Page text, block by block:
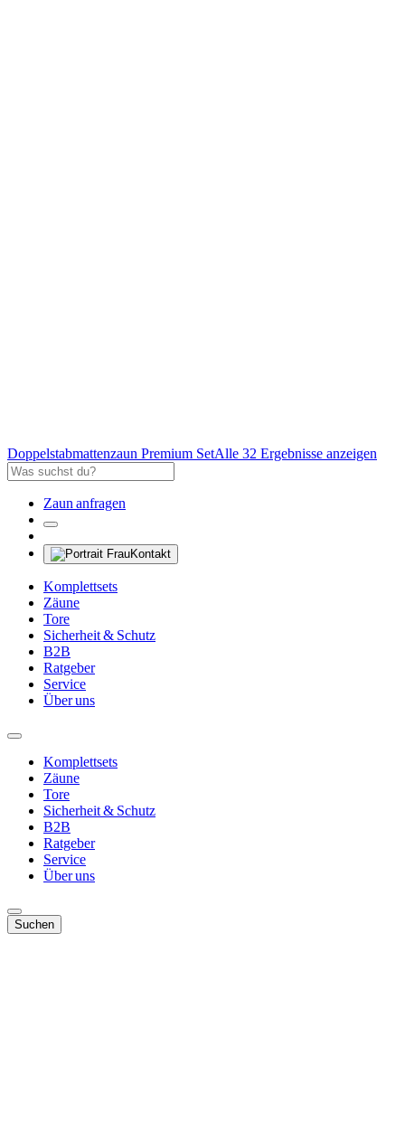
Doppelstabmattenzaun Premium SetAlle 32 Ergebnisse anzeigen
Zaun anfragen
Kontakt
Komplettsets
Zäune
Tore
Sicherheit & Schutz
B2B
Ratgeber
Service
Über uns
Komplettsets
Zäune
Tore
Sicherheit & Schutz
B2B
Ratgeber
Service
Über uns
Suchen